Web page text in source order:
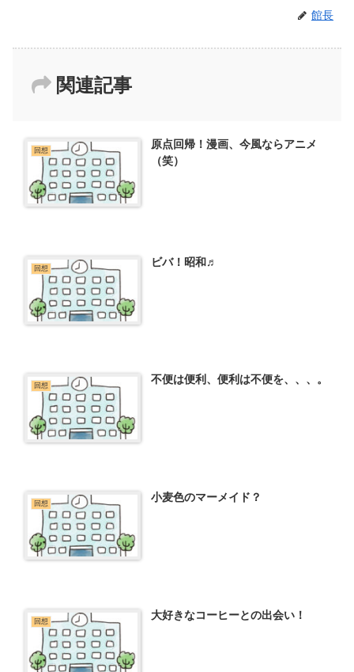
館長
関連記事
回想
原点回帰！漫画、今風ならアニメ
（笑）
回想 ビバ！昭和♬
回想 不便は便利、便利は不便を、、、。
回想 小麦色のマーメイド？
回想 大好きなコーヒーとの出会い！